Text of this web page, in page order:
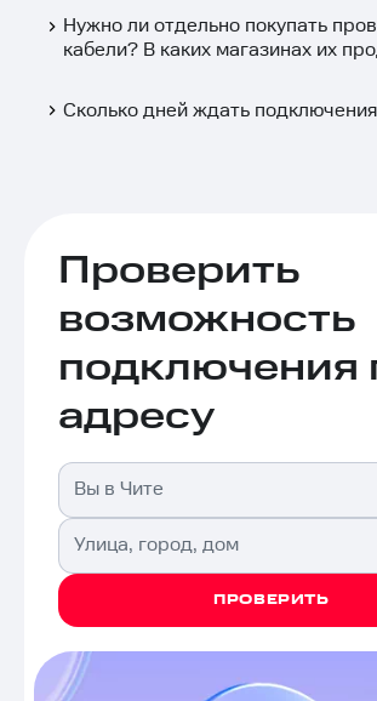
Нужно ли отдельно покупать
кабели? В каких магазинах их
Сколько дней ждать
Проверить
возможность
подключения
адресу
Вы в Чите
Улица, город, дом
ПРОВЕРИТЬ